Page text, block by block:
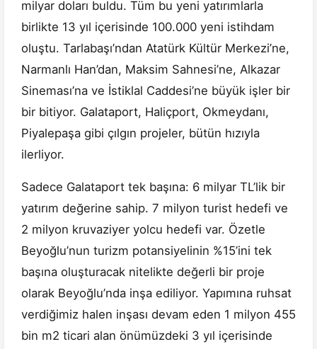
milyar doları buldu. Tüm bu yeni yatırımlarla
birlikte 13 yıl içerisinde 100.000 yeni istihdam
oluştu. Tarlabaşı’ndan Atatürk Kültür Merkezi’ne,
Narmanlı Han’dan, Maksim Sahnesi’ne, Alkazar
Sineması’na ve İstiklal Caddesi’ne büyük işler bir
bir bitiyor. Galataport, Haliçport, Okmeydanı,
Piyalepaşa gibi çılgın projeler, bütün hızıyla
ilerliyor.
Sadece Galataport tek başına: 6 milyar TL’lik bir
yatırım değerine sahip. 7 milyon turist hedefi ve
2 milyon kruvaziyer yolcu hedefi var. Özetle
Beyoğlu’nun turizm potansiyelinin %15’ini tek
başına oluşturacak nitelikte değerli bir proje
olarak Beyoğlu’nda inşa ediliyor. Yapımına ruhsat
verdiğimiz halen inşası devam eden 1 milyon 455
bin m2 ticari alan önümüzdeki 3 yıl içerisinde